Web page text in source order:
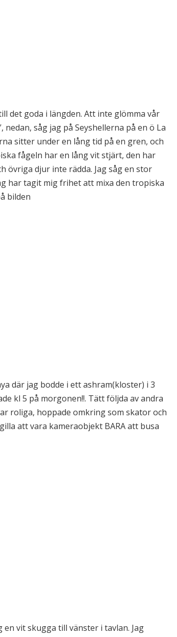
det goda i längden. Att inte glömma vår
såg jag på Seyshellerna på en ö La
sitter under en lång tid på en gren, och
fågeln har en lång vit stjärt, den har
övriga djur inte rädda. Jag såg en stor
har tagit mig frihet att mixa den tropiska
bilden
där jag bodde i ett ashram(kloster) i 3
kl 5 på morgonen!!. Tätt följda av andra
roliga, hoppade omkring som skator och
att vara kameraobjekt BARA att busa
vit skugga till vänster i tavlan. Jag